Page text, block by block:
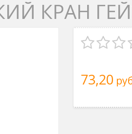
КРАН
73,20